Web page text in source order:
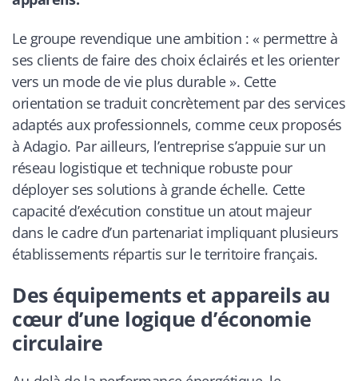
Le groupe revendique une ambition : « permettre à
ses clients de faire des choix éclairés et les orienter
vers un mode de vie plus durable ». Cette
orientation se traduit concrètement par des services
adaptés aux professionnels, comme ceux proposés
à Adagio. Par ailleurs, l’entreprise s’appuie sur un
réseau logistique et technique robuste pour
déployer ses solutions à grande échelle. Cette
capacité d’exécution constitue un atout majeur
dans le cadre d’un partenariat impliquant plusieurs
établissements répartis sur le territoire français.
Des équipements et appareils au
cœur d’une logique d’économie
circulaire